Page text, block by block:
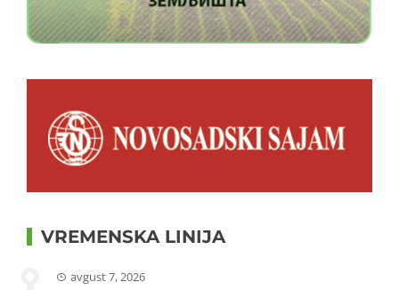
VREMENSKA LINIJA
avgust 7, 2026